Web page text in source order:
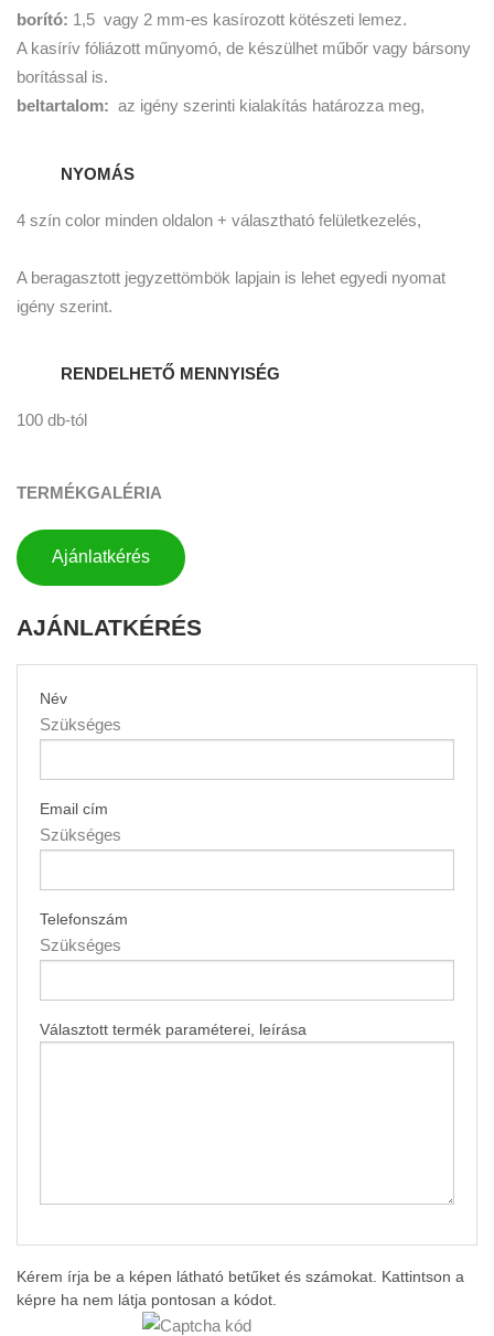
borító: 1,5 vagy 2 mm-es kasírozott kötészeti lemez.
A kasírív fóliázott műnyomó, de készülhet műbőr vagy bársony
borítással is.
beltartalom: az igény szerinti kialakítás határozza meg,
NYOMÁS
4 szín color minden oldalon + választható felületkezelés,
A beragasztott jegyzettömbök lapjain is lehet egyedi nyomat
igény szerint.
RENDELHETŐ MENNYISÉG
100 db-tól
TERMÉKGALÉRIA
Ajánlatkérés
AJÁNLATKÉRÉS
Név
Szükséges
Email cím
Szükséges
Telefonszám
Szükséges
Választott termék paraméterei, leírása
Kérem írja be a képen látható betűket és számokat. Kattintson a
képre ha nem látja pontosan a kódot.